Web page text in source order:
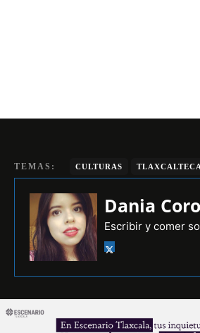
TEMAS: CULTURAS
Dania
Escribir y comer